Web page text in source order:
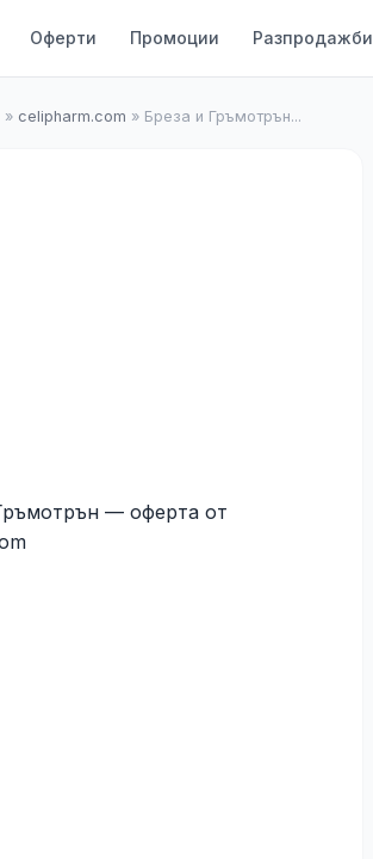
Оферти Промоции Разпродажби
» celipharm.com » Бреза и Гръмотрън...